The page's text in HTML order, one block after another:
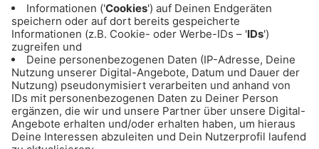
06.05.2026
Mit Radio Gong 96.3 immer auf